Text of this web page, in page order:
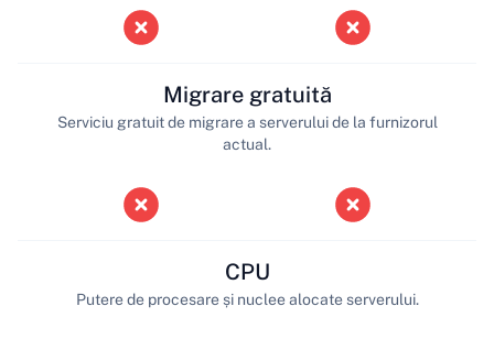
Migrare gratuită
Serviciu gratuit de migrare a serverului de la furnizorul
actual.
CPU
Putere de procesare și nuclee alocate serverului.